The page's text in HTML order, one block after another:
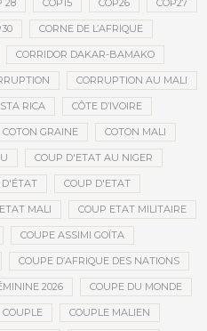
28 COP15 COP26 COP27
CORNE DE L’AFRIQUE
CORRIDOR DAKAR-BAMAKO
CORRUPTION AU MALI
RICA CÔTE D’IVOIRE
COTON GRAINE COTON MALI
COUP D'ETAT AU NIGER
D'ÉTAT COUP D'ETAT
MALI COUP ETAT MILITAIRE
COUPE ASSIMI GOÏTA
COUPE D’AFRIQUE DES NATIONS
2026 COUPE DU MONDE
COUPLE COUPLE MALIEN